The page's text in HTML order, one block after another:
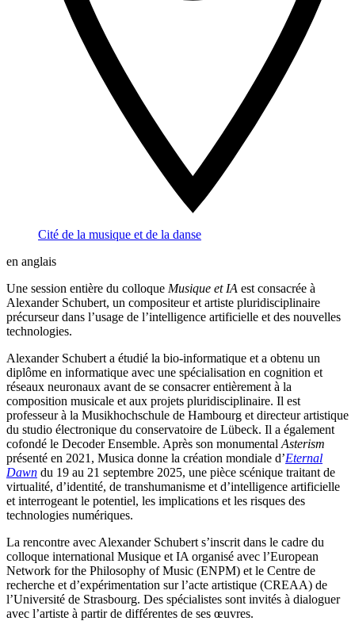
Cité de la musique et de la danse
en anglais
Une session entière du colloque Musique et IA est consacrée à
Alexander Schubert, un compositeur et artiste pluridisciplinaire
précurseur dans l’usage de l’intelligence artificielle et des nouvelles
technologies.
Alexander Schubert a étudié la bio-informatique et a obtenu un
diplôme en informatique avec une spécialisation en cognition et
réseaux neuronaux avant de se consacrer entièrement à la
composition musicale et aux projets pluridisciplinaire. Il est
professeur à la Musikhochschule de Hambourg et directeur artistique
du studio électronique du conservatoire de Lübeck. Il a également
cofondé le Decoder Ensemble. Après son monumental Asterism
présenté en 2021, Musica donne la création mondiale d’Eternal
Dawn du 19 au 21 septembre 2025, une pièce scénique traitant de
virtualité, d’identité, de transhumanisme et d’intelligence artificielle
et interrogeant le potentiel, les implications et les risques des
technologies numériques.
La rencontre avec Alexander Schubert s’inscrit dans le cadre du
colloque international Musique et IA organisé avec l’European
Network for the Philosophy of Music (ENPM) et le Centre de
recherche et d’expérimentation sur l’acte artistique (CREAA) de
l’Université de Strasbourg. Des spécialistes sont invités à dialoguer
avec l’artiste à partir de différentes de ses œuvres.